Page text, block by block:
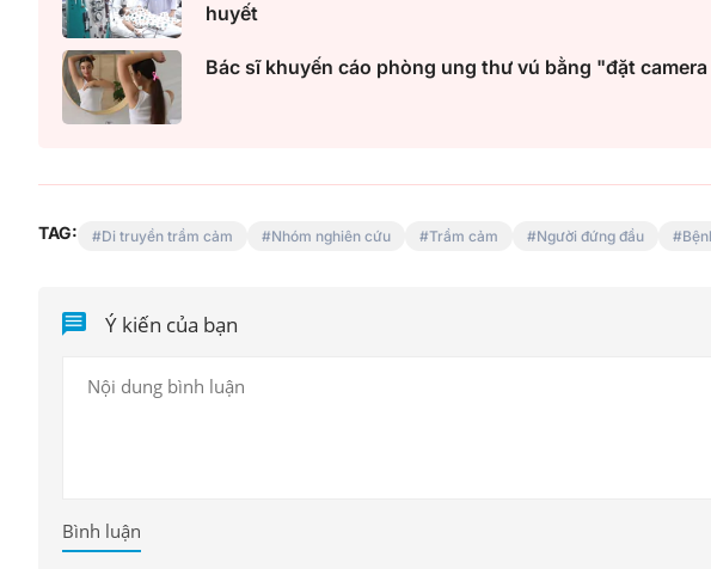
huyết
Bác sĩ khuyến cáo phòng ung thư vú bằng "đặt
TAG: Di truyền trầm cảm Nhóm nghiên cứu Trầm cảm Người đứng đầu
Ý kiến của bạn
Bình luận
Bắc Ninh